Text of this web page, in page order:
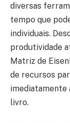
diversas
tempo que
individuais.
produtividade
Matriz de
de recursos
imediatamente
livro.